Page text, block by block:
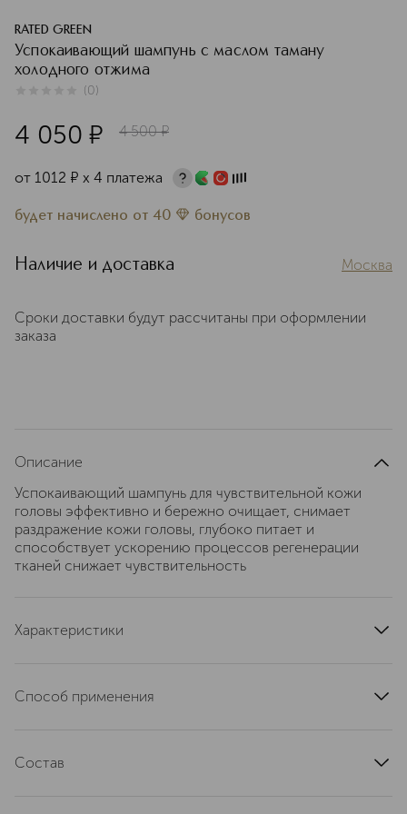
RATED GREEN
Успокаивающий шампунь с маслом таману
холодного отжима
(0)
4 050 ¤ 4 500 ¤
от 1012 ¤ х 4 платежа
будет начислено от 40 бонусов
Наличие и доставка Москва
Сроки доставки будут рассчитаны при оформлении
заказа
Описание
Успокаивающий шампунь для чувствительной кожи
головы эффективно и бережно очищает, снимает
раздражение кожи головы, глубоко питает и
способствует ускорению процессов регенерации
тканей снижает чувствительность
Характеристики
Способ применения
тщательно смойте теплой водой. При необходимости
Состав